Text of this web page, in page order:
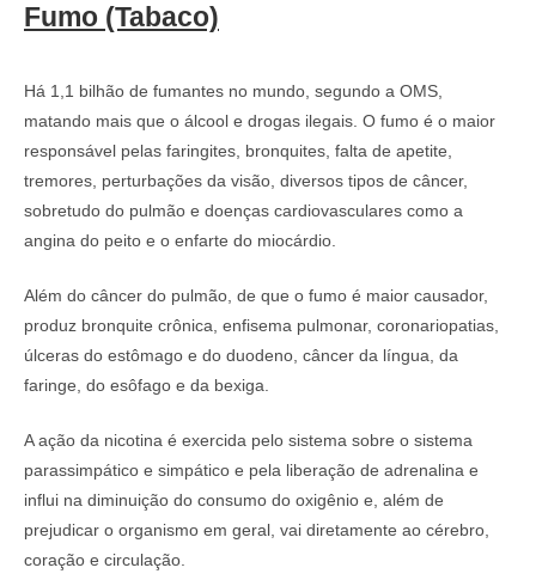
Fumo (Tabaco)
Há 1,1 bilhão de fumantes no mundo, segundo a OMS,
matando mais que o álcool e drogas ilegais. O fumo é o maior
responsável pelas faringites, bronquites, falta de apetite,
tremores, perturbações da visão, diversos tipos de câncer,
sobretudo do pulmão e doenças cardiovasculares como a
angina do peito e o enfarte do miocárdio.
Além do câncer do pulmão, de que o fumo é maior causador,
produz bronquite crônica, enfisema pulmonar, coronariopatias,
úlceras do estômago e do duodeno, câncer da língua, da
faringe, do esôfago e da bexiga.
A ação da nicotina é exercida pelo sistema sobre o sistema
parassimpático e simpático e pela liberação de adrenalina e
influi na diminuição do consumo do oxigênio e, além de
prejudicar o organismo em geral, vai diretamente ao cérebro,
coração e circulação.